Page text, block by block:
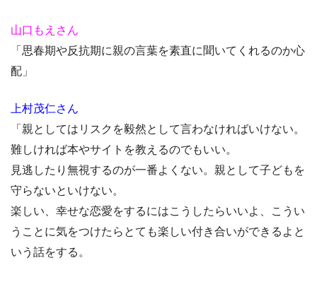
山口もえさん
「思春期や反抗期に親の言葉を素直に聞いてくれるのか心
配」
上村茂仁さん
「親としてはリスクを毅然として言わなければいけない。
難しければ本やサイトを教えるのでもいい。
見逃したり無視するのが一番よくない。親として子どもを
守らないといけない。
楽しい、幸せな恋愛をするにはこうしたらいいよ、こうい
うことに気をつけたらとても楽しい付き合いができるよと
いう話をする。